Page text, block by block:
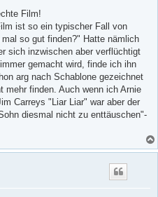
Film!
ist so ein typischer Fall von
so gut finden?" Hatte nämlich
sich inzwischen aber verflüchtigt
gemacht wird, finde ich ihn
arg nach Schablone gezeichnet
finden. Auch wenn ich Arnie
Carreys "Liar Liar" war aber der
diesmal nicht zu enttäuschen"-